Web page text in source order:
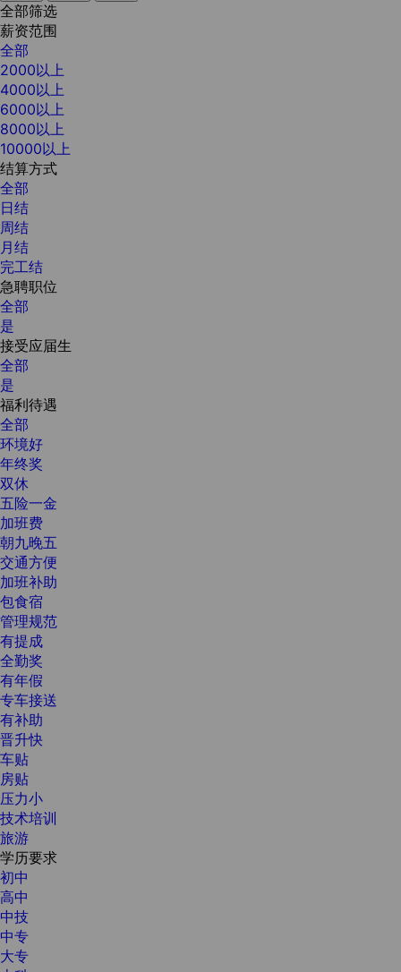
全部筛选
薪资范围
全部
2000以上
4000以上
6000以上
8000以上
10000以上
结算方式
全部
日结
周结
月结
完工结
急聘职位
全部
是
接受应届生
全部
是
福利待遇
全部
环境好
年终奖
双休
五险一金
加班费
朝九晚五
交通方便
加班补助
包食宿
管理规范
有提成
全勤奖
有年假
专车接送
有补助
晋升快
车贴
房贴
压力小
技术培训
旅游
学历要求
初中
高中
中技
中专
大专